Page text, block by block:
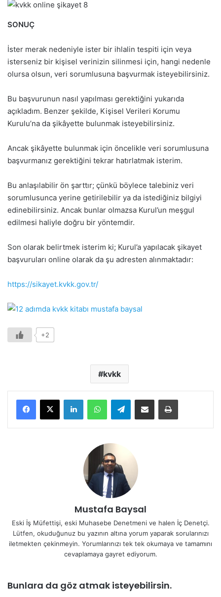
SONUÇ
İster merak nedeniyle ister bir ihlalin tespiti için veya
isterseniz bir kişisel verinizin silinmesi için, hangi nedenle
olursa olsun, veri sorumlusuna başvurmak isteyebilirsiniz.
Bu başvurunun nasıl yapılması gerektiğini yukarıda
açıkladım. Benzer şekilde, Kişisel Verileri Korumu
Kurulu’na da şikâyette bulunmak isteyebilirsiniz.
Ancak şikâyette bulunmak için öncelikle veri sorumlusuna
başvurmanız gerektiğini tekrar hatırlatmak isterim.
Bu anlaşılabilir ön şarttır; çünkü böylece talebiniz veri
sorumlusunca yerine getirilebilir ya da istediğiniz bilgiyi
edinebilirsiniz. Ancak bunlar olmazsa Kurul’un meşgul
edilmesi haliyle doğru bir yöntemdir.
Son olarak belirtmek isterim ki; Kurul’a yapılacak şikayet
başvuruları online olarak da şu adresten alınmaktadır:
https://sikayet.kvkk.gov.tr/
+2
kvkk
LinkedInWhatsAppTelegramE-Posta ile paylaş Yazdır
Mustafa Baysal
Eski İş Müfettişi, eski Muhasebe Denetmeni ve halen İç Denetçi.
Lütfen, okuduğunuz bu yazının altına yorum yaparak sorularınızı
iletmekten çekinmeyin. Yorumlarınızı tek tek okumaya ve tamamını
cevaplamaya gayret ediyorum.
Bunlara da göz atmak isteyebilirsin.